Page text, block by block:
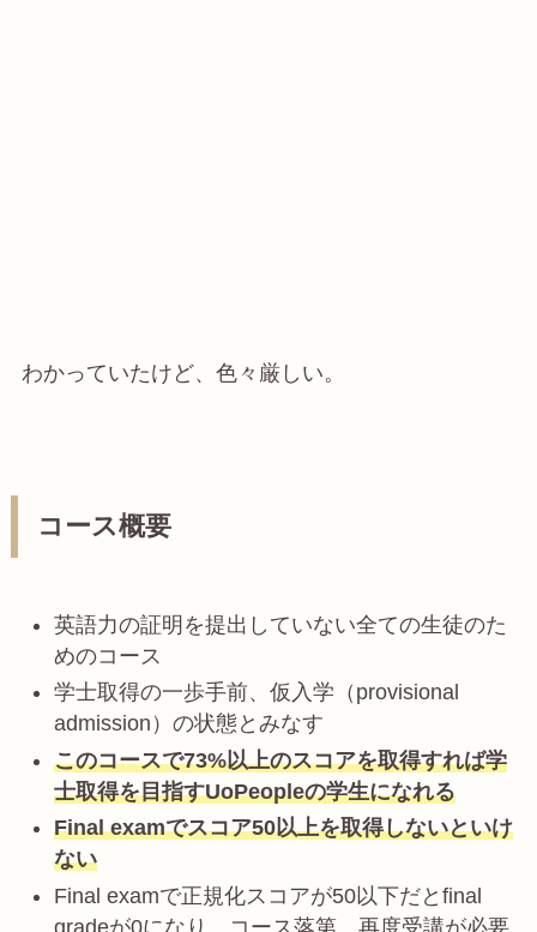
わかっていたけど、色々厳しい。
コース概要
英語力の証明を提出していない全ての生徒のた
めのコース
学士取得の一歩手前、仮入学（provisional
admission）の状態とみなす
このコースで73%以上のスコアを取得すれば学
士取得を目指すUoPeopleの学生になれる
Final examでスコア50以上を取得しないといけ
ない
Final examで正規化スコアが50以下だとfinal
gradeが0になり、コース落第。再度受講が必要